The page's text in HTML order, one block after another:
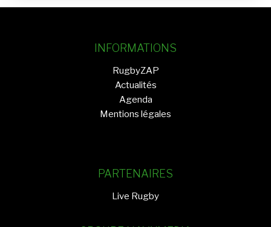
INFORMATIONS
RugbyZAP
Actualités
Agenda
Mentions légales
PARTENAIRES
Live Rugby